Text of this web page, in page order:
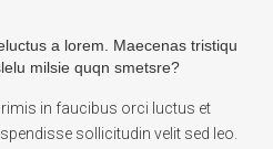
a lorem. Maecenas tristiqu
milsie quqn smetsre?
in faucibus orci luctus et
sollicitudin velit sed leo.